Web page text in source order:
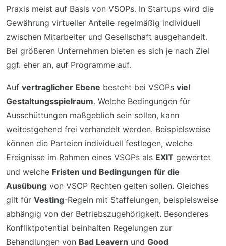
Praxis meist auf Basis von VSOPs. In Startups wird die
Gewährung virtueller Anteile regelmäßig individuell
zwischen Mitarbeiter und Gesellschaft ausgehandelt.
Bei größeren Unternehmen bieten es sich je nach Ziel
ggf. eher an, auf Programme auf.
Auf vertraglicher Ebene besteht bei VSOPs viel
Gestaltungsspielraum. Welche Bedingungen für
Ausschüttungen maßgeblich sein sollen, kann
weitestgehend frei verhandelt werden. Beispielsweise
können die Parteien individuell festlegen, welche
Ereignisse im Rahmen eines VSOPs als EXIT gewertet
und welche Fristen und Bedingungen für die
Ausübung von VSOP Rechten gelten sollen. Gleiches
gilt für Vesting-Regeln mit Staffelungen, beispielsweise
abhängig von der Betriebszugehörigkeit. Besonderes
Konfliktpotential beinhalten Regelungen zur
Behandlungen von Bad Leavern und Good